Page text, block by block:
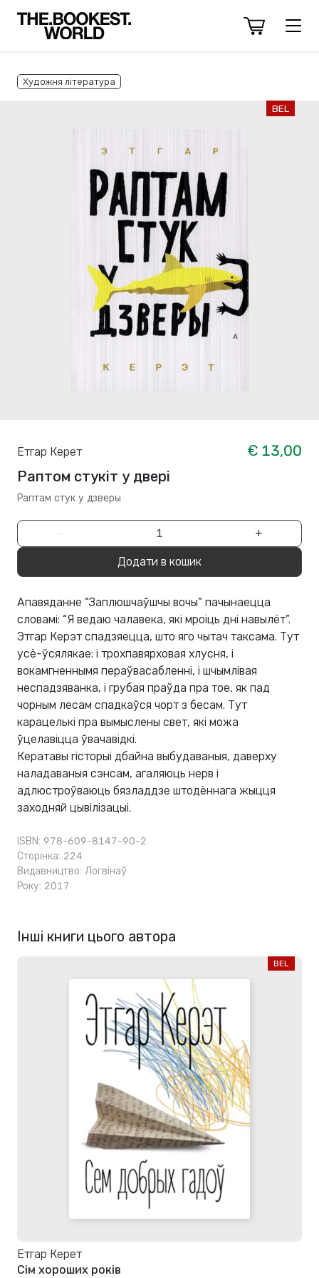
Художня література
BEL
Етгар Керет
€ 13,00
Раптом стукіт у двері
Раптам стук у дзверы
− +
Додати в кошик
Апавяданне “Заплюшчаўшчы вочы” пачынаецца
словамі: “Я ведаю чалавека, які мроіць дні навылёт”.
Этгар Керэт спадзяецца, што яго чытач таксама. Тут
усё-ўсялякае: і трохпавярховая хлусня, і
вокамгненнымя пераўвасабленні, і шчымлівая
неспадзяванка, і грубая праўда пра тое, як пад
чорным лесам спадкаўся чорт з бесам. Тут
карацелькі пра вымыслены свет, які можа
ўцелавіцца ўвачавідкі.
Кератавы гісторыі дбайна выбудаваныя, даверху
наладаваныя сэнсам, агаляюць нерв і
адлюстроўваюць бязладдзе штодённага жыцця
заходняй цывілізацыі.
ISBN: 978-609-8147-90-2
Сторінка: 224
Видавництво: Логвінаў
Року: 2017
Інші книги цього автора
BEL
Етгар Керет
Сім хороших років